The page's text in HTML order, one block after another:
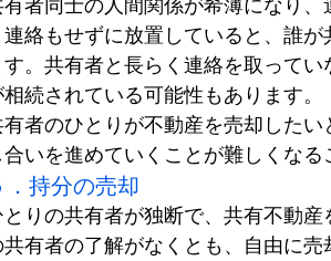
有者同士の人間関係が希薄になり
連絡もせずに放置していると、誰
す。共有者と長らく連絡を取って
相続されている可能性もあります。
有者のひとりが不動産を売却した
合いを進めていくことが難しくなる
．持分の売却
とりの共有者が独断で、共有不動
共有者の了解がなくとも、自由に